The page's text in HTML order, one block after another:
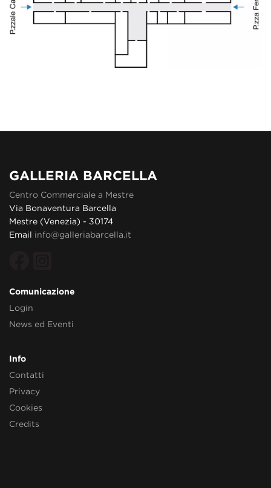
delproprietario, pasticcere da generazioni, per offrirvi
Nel 2024 Pasticceria Angelica è entrata nella Guida
GALLERIA BARCELLA
Centro Commerciale a Mestre
Via Bonaventura Barcella
Mestre (Venezia) - 30174
Email info@galleriabarcella.it
Comunicazione
Login
News ed Eventi
Info
Contatti
Privacy
Cookies
Credits